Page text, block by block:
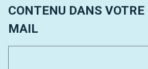
CONTENU DANS VOTRE
MAIL